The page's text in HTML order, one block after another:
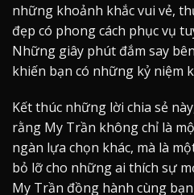
những khoảnh khắc vui vẻ,
đẹp có phong cách phục vụ
Những giây phút đắm say
khiến bạn có những kỷ niệm
Kết thúc những lời chia sẻ
rằng My Trần không chỉ là
ngàn lựa chọn khác, mà là
bỏ lỡ cho những ai thích sự
My Trần đồng hành cùng